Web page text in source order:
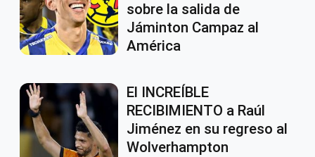
sobre la salida de
Jáminton Campaz al
América
El INCREÍBLE
RECIBIMIENTO a Raúl
Jiménez en su regreso al
Wolverhampton